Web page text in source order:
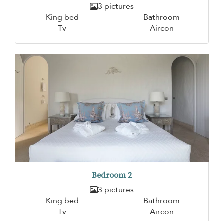
3 pictures
King bed
Bathroom
Tv
Aircon
Bedroom 2
3 pictures
King bed
Bathroom
Tv
Aircon